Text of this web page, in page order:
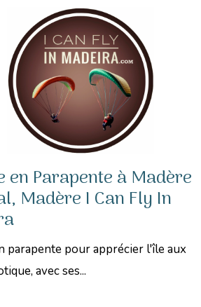
en Parapente à Madère
Madère I Can Fly In
parapente pour apprécier l'île aux
avec ses...